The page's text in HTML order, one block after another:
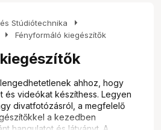
Stúdiótechnika arrow_right
arrow_right Fényformáló kiegészítők
ahhoz, hogy
és videókat készíthess. Legyen
divatfotózásról, a megfelelő
a kezedben